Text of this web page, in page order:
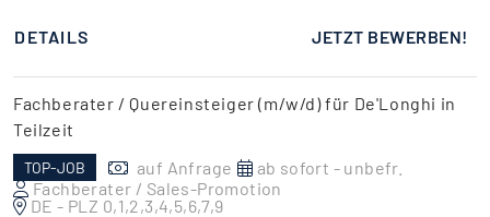
DETAILS JETZT BEWERBEN!
Fachberater / Quereinsteiger (m/w/d) für De'Longhi in
Teilzeit
TOP-JOB auf Anfrage
ab sofort - unbefr.
Fachberater / Sales-Promotion
DE - PLZ 0,1,2,3,4,5,6,7,9